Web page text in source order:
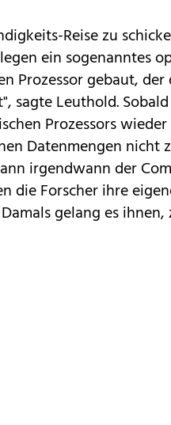
Reise zu
ein sogenanntes
Prozessor gebaut, der
sagte Leuthold.
Prozessors
Datenmengen nicht
irgendwann der
die Forscher ihre
gelang es